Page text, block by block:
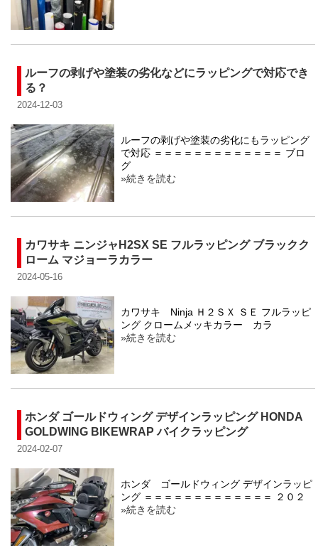
ルーフの剥げや塗装の劣化などにラッピングで対応でき
る？
2024-12-03
ルーフの剥げや塗装の劣化にもラッピング
で対応 ＝＝＝＝＝＝＝＝＝＝＝＝＝ ブロ
グ
»続きを読む
カワサキ ニンジャH2SX SE フルラッピング ブラックク
ローム マジョーラカラー
2024-05-16
カワサキ Ninja Ｈ２ＳＸ ＳＥ フルラッピ
ング クロームメッキカラー カラ
»続きを読む
ホンダ ゴールドウィング デザインラッピング HONDA
GOLDWING BIKEWRAP バイクラッピング
2024-02-07
ホンダ ゴールドウィング デザインラッピ
ング ＝＝＝＝＝＝＝＝＝＝＝＝＝ ２０２
»続きを読む